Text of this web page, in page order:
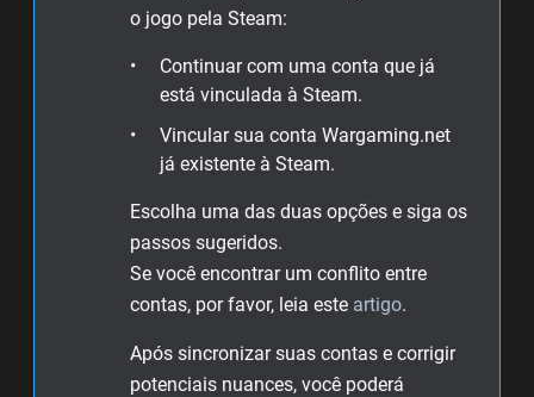
o jogo pela Steam:
Continuar com uma conta que já
está vinculada à Steam.
Vincular sua conta Wargaming.net
já existente à Steam.
Escolha uma das duas opções e siga os
passos sugeridos.
Se você encontrar um conflito entre
contas, por favor, leia este artigo.
Após sincronizar suas contas e corrigir
potenciais nuances, você poderá